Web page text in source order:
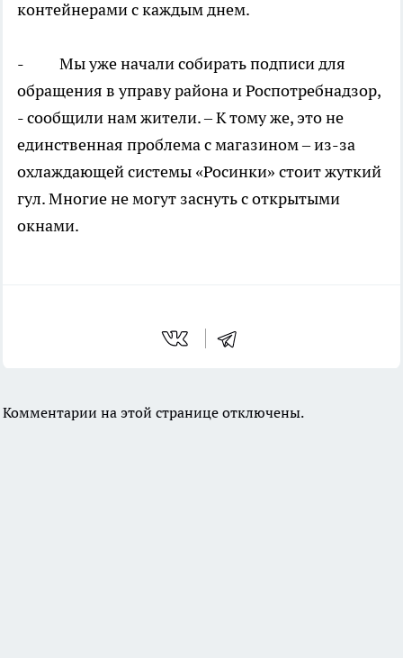
контейнерами с каждым днем.
- Мы уже начали собирать подписи для
обращения в управу района и Роспотребнадзор,
- сообщили нам жители. – К тому же, это не
единственная проблема с магазином – из-за
охлаждающей системы «Росинки» стоит жуткий
гул. Многие не могут заснуть с открытыми
окнами.
Комментарии на этой странице отключены.